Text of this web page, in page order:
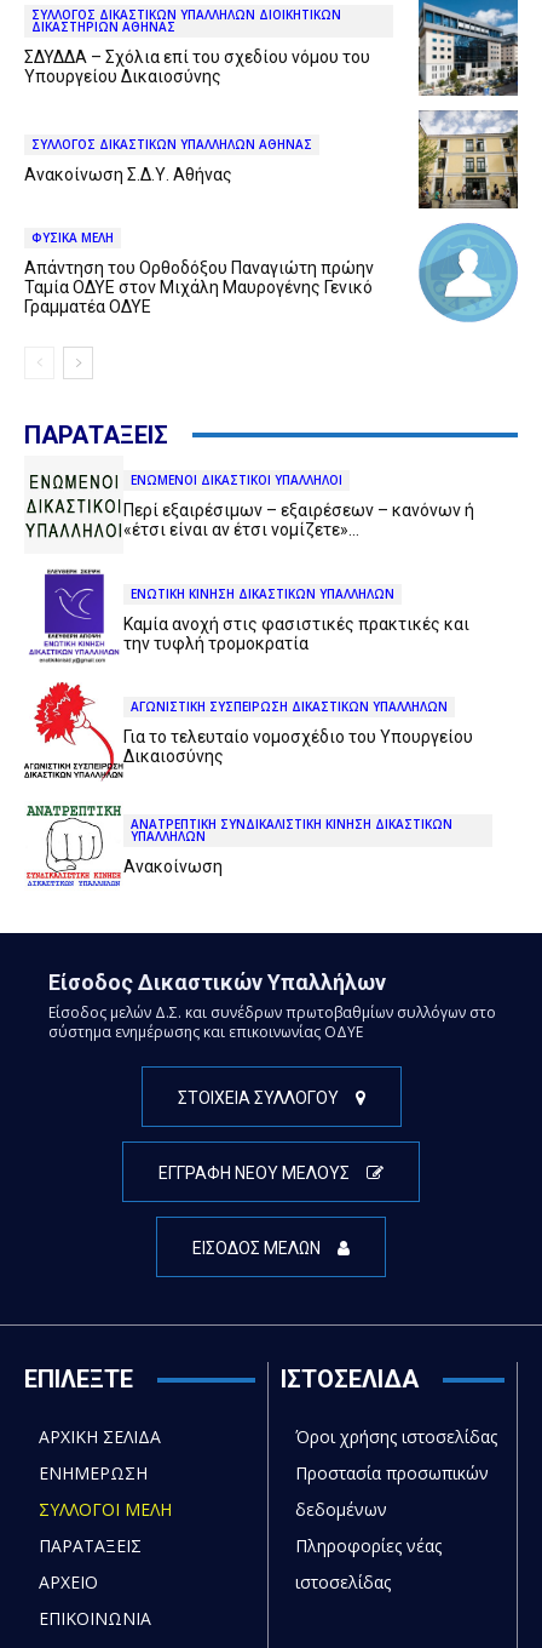
ΣΥΛΛΟΓΟΣ ΔΙΚΑΣΤΙΚΩΝ ΥΠΑΛΛΗΛΩΝ ΔΙΟΙΚΗΤΙΚΩΝ
ΔΙΚΑΣΤΗΡΙΩΝ ΑΘΗΝΑΣ
ΣΔΥΔΔΑ – Σχόλια επί του σχεδίου νόμου του
Υπουργείου Δικαιοσύνης
ΣΥΛΛΟΓΟΣ ΔΙΚΑΣΤΙΚΩΝ ΥΠΑΛΛΗΛΩΝ ΑΘΗΝΑΣ
Ανακοίνωση Σ.Δ.Υ. Αθήνας
ΦΥΣΙΚΑ ΜΕΛΗ
Απάντηση του Ορθοδόξου Παναγιώτη πρώην
Ταμία ΟΔΥΕ στον Μιχάλη Μαυρογένης Γενικό
Γραμματέα ΟΔΥΕ
ΠΑΡΑΤΑΞΕΙΣ
ΕΝΩΜΕΝΟΙ ΔΙΚΑΣΤΙΚΟΙ ΥΠΑΛΛΗΛΟΙ
Περί εξαιρέσιμων – εξαιρέσεων – κανόνων ή
«έτσι είναι αν έτσι νομίζετε»…
ΕΝΩΤΙΚΗ ΚΙΝΗΣΗ ΔΙΚΑΣΤΙΚΩΝ ΥΠΑΛΛΗΛΩΝ
Καμία ανοχή στις φασιστικές πρακτικές και
την τυφλή τρομοκρατία
ΑΓΩΝΙΣΤΙΚΗ ΣΥΣΠΕΙΡΩΣΗ ΔΙΚΑΣΤΙΚΩΝ ΥΠΑΛΛΗΛΩΝ
Για το τελευταίο νομοσχέδιο του Υπουργείου
Δικαιοσύνης
ΑΝΑΤΡΕΠΤΙΚΗ ΣΥΝΔΙΚΑΛΙΣΤΙΚΗ ΚΙΝΗΣΗ ΔΙΚΑΣΤΙΚΩΝ
ΥΠΑΛΛΗΛΩΝ
Ανακοίνωση
Είσοδος Δικαστικών Υπαλλήλων
Είσοδος μελών Δ.Σ. και συνέδρων πρωτοβαθμίων συλλόγων στο
σύστημα ενημέρωσης και επικοινωνίας ΟΔΥΕ
ΣΤΟΙΧΕΙΑ ΣΥΛΛΟΓΟΥ
ΕΓΓΡΑΦΗ ΝΕΟΥ ΜΕΛΟΥΣ
ΕΙΣΟΔΟΣ ΜΕΛΩΝ
ΕΠΙΛΕΞΤΕ
ΑΡΧΙΚΗ ΣΕΛΙΔΑ
ΕΝΗΜΕΡΩΣΗ
ΣΥΛΛΟΓΟΙ ΜΕΛΗ
ΠΑΡΑΤΑΞΕΙΣ
ΑΡΧΕΙΟ
ΕΠΙΚΟΙΝΩΝΙΑ
ΙΣΤΟΣΕΛΙΔΑ
Όροι χρήσης ιστοσελίδας
Προστασία προσωπικών
δεδομένων
Πληροφορίες νέας
ιστοσελίδας